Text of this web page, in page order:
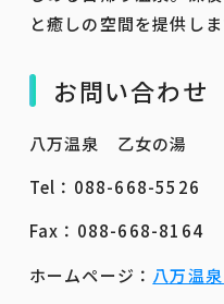
と癒しの空間を提供しま
お問い合わせ
八万温泉 乙女の湯
Tel：088-668-5526
Fax：088-668-8164
ホームページ： 八万温